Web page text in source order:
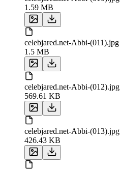
1.59 MB
celebjared.net-Abbi-(011).jpg
1.5 MB
celebjared.net-Abbi-(012).jpg
569.61 KB
celebjared.net-Abbi-(013).jpg
426.43 KB